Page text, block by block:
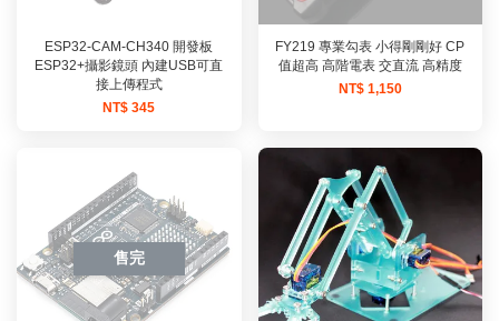
ESP32-CAM-CH340 開發板
ESP32+攝影鏡頭 內建USB可直
接上傳程式
NT$ 345
FY219 專業勾表 小得剛剛好 CP
值超高 高階電表 交直流 高精度
NT$ 1,150
售完